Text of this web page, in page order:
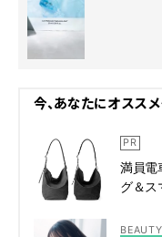
今、あなたにオススメ
満員電
グ＆ス
BEAUTY